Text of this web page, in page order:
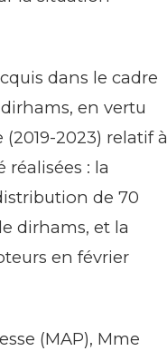
dans le cadre
en vertu
2023) relatif à
: la
de 70
dirhams, et la
en février
(MAP), Mme